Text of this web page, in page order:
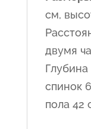
см,
двумя
спинок
пола 42